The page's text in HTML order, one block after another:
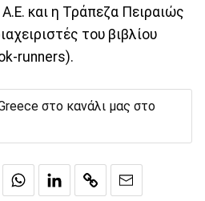
και η Τράπεζα Πειραιώς
του βιβλίου
runners).
στο κανάλι μας στο